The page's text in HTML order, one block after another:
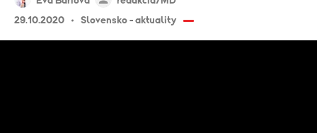
29.10.2020
Slovensko - aktuality